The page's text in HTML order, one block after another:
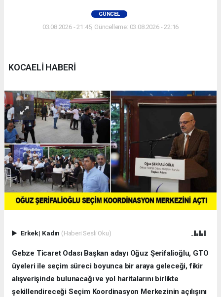
GÜNCEL
03.08.2026 - 21:45, Güncelleme: 03.08.2026 - 22:16
KOCAELİ HABERİ
Erkek| Kadın (Haberi Sesli Oku)
Gebze Ticaret Odası Başkan adayı Oğuz Şerifalioğlu, GTO
üyeleri ile seçim süreci boyunca bir araya geleceği, fikir
alışverişinde bulunacağı ve yol haritalarını birlikte
şekillendireceği Seçim Koordinasyon Merkezinin açılışını